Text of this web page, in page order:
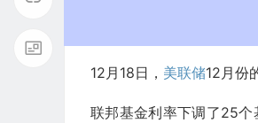
12月18日， 美联储12月份
联邦基金利率下调了25